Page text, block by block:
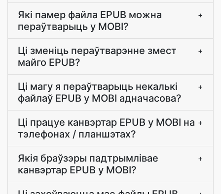
Які памер файла EPUB можна
пераўтварыць у MOBI?
+
Ці зменіць пераўтварэнне змест
майго EPUB?
+
Ці магу я пераўтварыць некалькі
файлаў EPUB у MOBI адначасова?
+
Ці працуе канвэртар EPUB у MOBI на
тэлефонах / планшэтах?
+
Якія браўзэры падтрымлівае
канвэртар EPUB у MOBI?
+